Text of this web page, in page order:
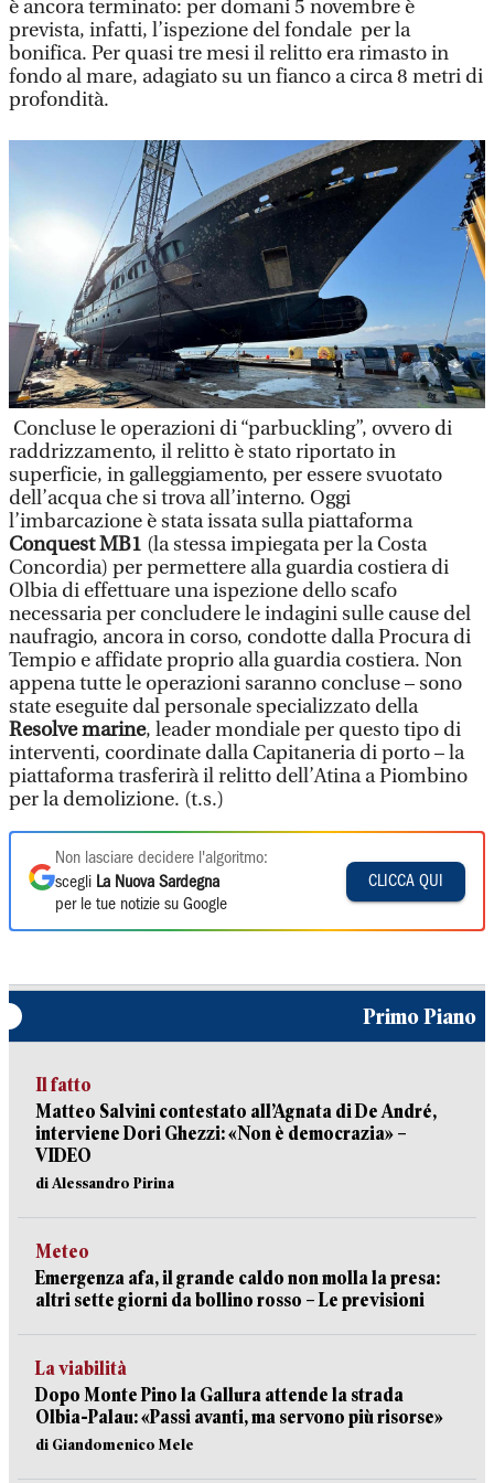
è ancora terminato: per domani 5 novembre è
prevista, infatti, l’ispezione del fondale per la
bonifica. Per quasi tre mesi il relitto era rimasto in
fondo al mare, adagiato su un fianco a circa 8 metri di
profondità.
Concluse le operazioni di “parbuckling”, ovvero di
raddrizzamento, il relitto è stato riportato in
superficie, in galleggiamento, per essere svuotato
dell’acqua che si trova all’interno. Oggi
l’imbarcazione è stata issata sulla piattaforma
Conquest MB1 (la stessa impiegata per la Costa
Concordia) per permettere alla guardia costiera di
Olbia di effettuare una ispezione dello scafo
necessaria per concludere le indagini sulle cause del
naufragio, ancora in corso, condotte dalla Procura di
Tempio e affidate proprio alla guardia costiera. Non
appena tutte le operazioni saranno concluse – sono
state eseguite dal personale specializzato della
Resolve marine, leader mondiale per questo tipo di
interventi, coordinate dalla Capitaneria di porto – la
piattaforma trasferirà il relitto dell’Atina a Piombino
per la demolizione. (t.s.)
Non lasciare decidere l'algoritmo:
scegli La Nuova Sardegna
per le tue notizie su Google
CLICCA QUI
Primo Piano
Il fatto
Matteo Salvini contestato all’Agnata di De André,
interviene Dori Ghezzi: «Non è democrazia» –
VIDEO
di Alessandro Pirina
Meteo
Emergenza afa, il grande caldo non molla la presa:
altri sette giorni da bollino rosso – Le previsioni
La viabilità
Dopo Monte Pino la Gallura attende la strada
Olbia-Palau: «Passi avanti, ma servono più risorse»
di Giandomenico Mele